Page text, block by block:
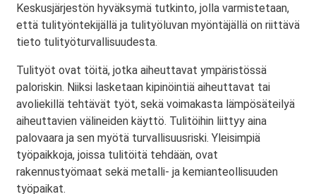
Keskusjärjestön hyväksymä tutkinto, jolla varmistetaan,
että tulityöntekijällä ja tulityöluvan myöntäjällä on riittävä
tieto tulityöturvallisuudesta.
Tulityöt ovat töitä, jotka aiheuttavat ympäristössä
paloriskin. Niiksi lasketaan kipinöintiä aiheuttavat tai
avoliekillä tehtävät työt, sekä voimakasta lämpösäteilyä
aiheuttavien välineiden käyttö. Tulitöihin liittyy aina
palovaara ja sen myötä turvallisuusriski. Yleisimpiä
työpaikkoja, joissa tulitöitä tehdään, ovat
rakennustyömaat sekä metalli- ja kemianteollisuuden
työpaikat.